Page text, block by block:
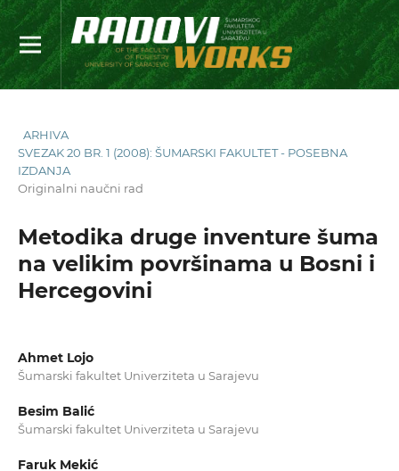
ARHIVA
SVEZAK 20 BR. 1 (2008): ŠUMARSKI FAKULTET - POSEBNA
IZDANJA
Originalni naučni rad
Metodika druge inventure šuma
na velikim površinama u Bosni i
Hercegovini
Ahmet Lojo
Šumarski fakultet Univerziteta u Sarajevu
Besim Balić
Šumarski fakultet Univerziteta u Sarajevu
Faruk Mekić